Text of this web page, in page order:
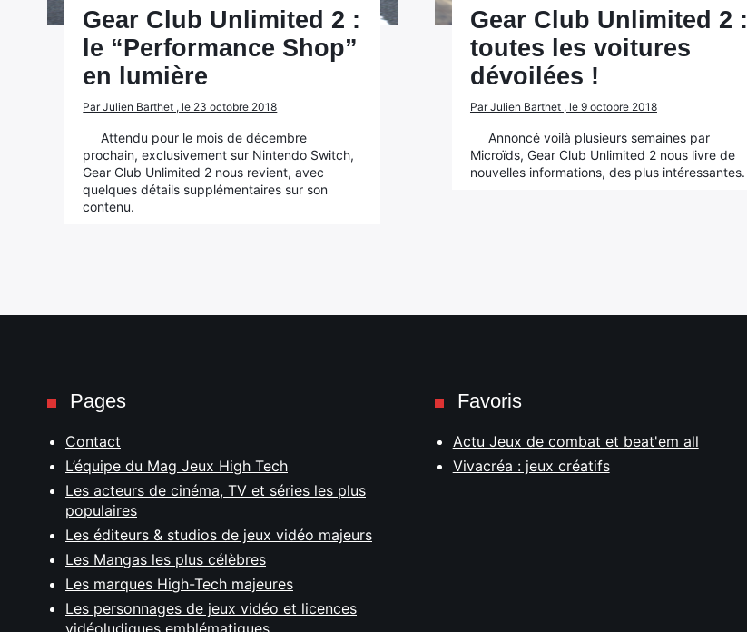
Gear Club Unlimited 2 :
le “Performance Shop”
en lumière
Par Julien Barthet , le 23 octobre 2018
Attendu pour le mois de décembre
prochain, exclusivement sur Nintendo Switch,
Gear Club Unlimited 2 nous revient, avec
quelques détails supplémentaires sur son
contenu.
Gear Club Unlimited 2 :
toutes les voitures
dévoilées !
Par Julien Barthet , le 9 octobre 2018
Annoncé voilà plusieurs semaines par
Microïds, Gear Club Unlimited 2 nous livre de
nouvelles informations, des plus intéressantes.
Pages
Contact
L’équipe du Mag Jeux High Tech
Les acteurs de cinéma, TV et séries les plus
populaires
Les éditeurs & studios de jeux vidéo majeurs
Les Mangas les plus célèbres
Les marques High-Tech majeures
Les personnages de jeux vidéo et licences
vidéoludiques emblématiques
Favoris
Actu Jeux de combat et beat'em all
Vivacréa : jeux créatifs